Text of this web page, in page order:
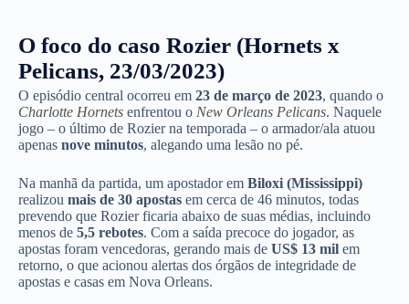
O foco do caso Rozier (Hornets x
Pelicans, 23/03/2023)
O episódio central ocorreu em 23 de março de 2023, quando o
Charlotte Hornets enfrentou o New Orleans Pelicans. Naquele
jogo – o último de Rozier na temporada – o armador/ala atuou
apenas nove minutos, alegando uma lesão no pé.
Na manhã da partida, um apostador em Biloxi (Mississippi)
realizou mais de 30 apostas em cerca de 46 minutos, todas
prevendo que Rozier ficaria abaixo de suas médias, incluindo
menos de 5,5 rebotes. Com a saída precoce do jogador, as
apostas foram vencedoras, gerando mais de US$ 13 mil em
retorno, o que acionou alertas dos órgãos de integridade de
apostas e casas em Nova Orleans.